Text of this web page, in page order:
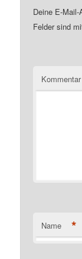
Deine E-
Felder sind
Kommentar
Name *